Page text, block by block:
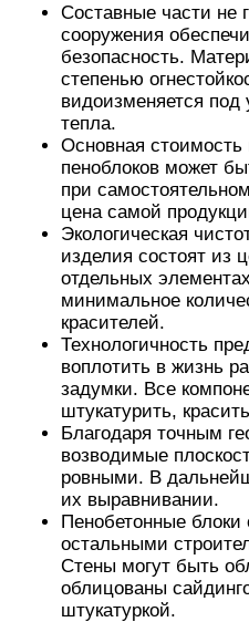
Составные части не
сооружения
безопасность.
степенью
видоизменяется
тепла.
Основная стоимость
пеноблоков может
при
цена самой
Экологическая
изделия состоят из
отдельных
минимальное
красителей.
Технологичность
воплотить в жизнь
задумки. Все
штукатурить,
Благодаря точным
возводимые
ровными. В
их выравнивании.
Пенобетонные блоки
остальными
Стены могут быть
облицованы
штукатуркой.